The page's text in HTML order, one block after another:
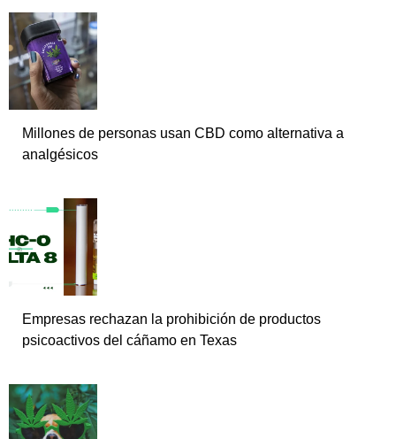
Millones de personas usan CBD como alternativa a
analgésicos
Empresas rechazan la prohibición de productos
psicoactivos del cáñamo en Texas